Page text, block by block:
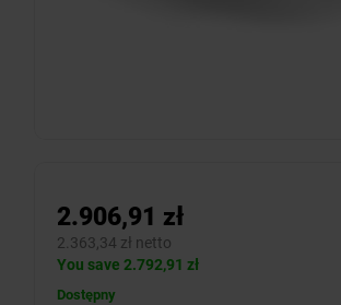
2.906,91 zł
2.363,34 zł netto
You save 2.792,91 zł
Dostępny